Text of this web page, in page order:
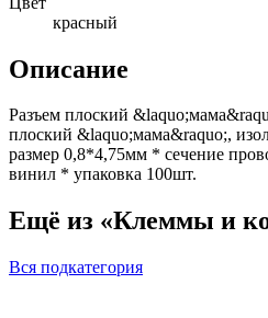
красный
Описание
Разъем плоский
плоский &laquo;мама&raquo;,
размер 0,8*4,75мм * сечение
винил * упаковка 100шт.
Ещё из «Клеммы и
Вся подкатегория